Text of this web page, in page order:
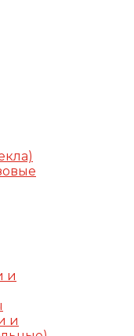
и
и